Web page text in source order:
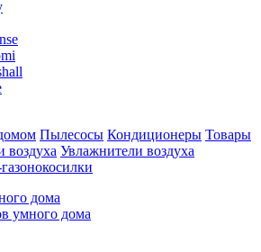
Пылесосы Кондиционеры Товары
воздуха Увлажнители воздуха
дома
умного дома